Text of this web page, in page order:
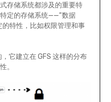
存储系统都涉及的重要特
定的存储系统——“数据
特性，比如权限管理和事
它建立在 GFS 这样的分布
。